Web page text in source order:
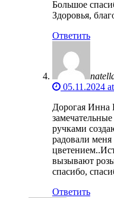
Большое
Здоровья,
Ответить
05.11.2024
Дорогая Инна
ручками
радовали
вызывают
спасибо,
Ответить